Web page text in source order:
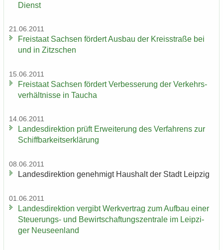
Dienst
21.06.2011
Frei­staat Sach­sen för­dert Aus­bau der Kreis­stra­ße bei
und in Zitz­schen
15.06.2011
Frei­staat Sach­sen för­dert Ver­bes­se­rung der Ver­kehrs­
ver­hält­nis­se in Tau­cha
14.06.2011
Lan­des­di­rek­ti­on prüft Er­wei­te­rung des Ver­fah­rens zur
Schiff­bar­keits­er­klä­rung
08.06.2011
Lan­des­di­rek­ti­on ge­neh­migt Haus­halt der Stadt Leip­zig
01.06.2011
Lan­des­di­rek­ti­on ver­gibt Werk­ver­trag zum Auf­bau einer
Steuerungs-​ und Be­wirt­schaf­tungs­zen­tra­le im Leip­zi­
ger Neu­seen­land